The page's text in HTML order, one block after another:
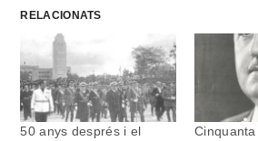
RELACIONATS
50 anys després i el